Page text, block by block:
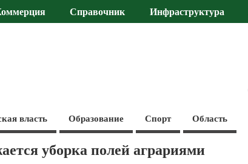
Справочник Инфраструктура
власть Образование Спорт Область
уборка полей аграриями